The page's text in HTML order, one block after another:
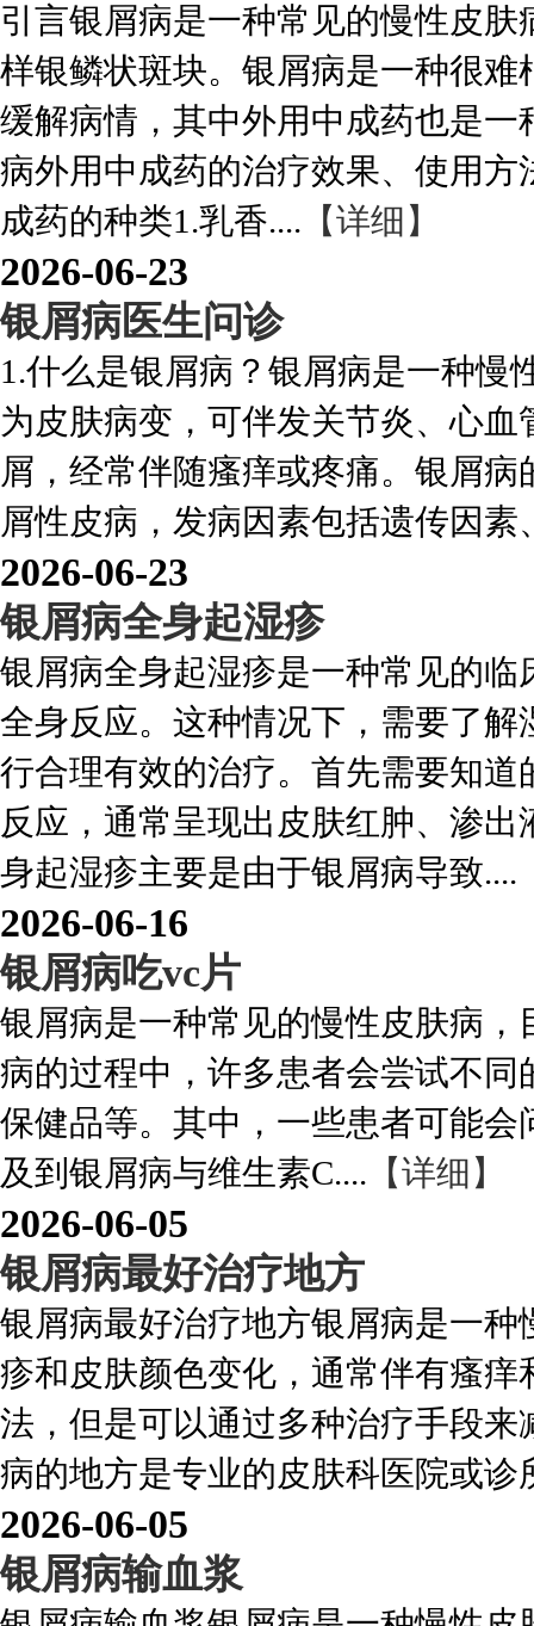
引言银屑病是一种常见的慢性皮
样银鳞状斑块。银屑病是一种很
缓解病情，其中外用中成药也是
病外用中成药的治疗效果、使用
成药的种类1.乳香.... 【详细】
2026-06-23
银屑病医生问诊
1.什么是银屑病？银屑病是一种慢
为皮肤病变，可伴发关节炎、心
屑，经常伴随瘙痒或疼痛。银屑
屑性皮病，发病因素包括遗传因素
2026-06-23
银屑病全身起湿疹
银屑病全身起湿疹是一种常见的
全身反应。这种情况下，需要了
行合理有效的治疗。首先需要知
反应，通常呈现出皮肤红肿、渗
身起湿疹主要是由于银屑病导致....
2026-06-16
银屑病吃vc片
银屑病是一种常见的慢性皮肤病
病的过程中，许多患者会尝试不
保健品等。其中，一些患者可能
及到银屑病与维生素C.... 【详细】
2026-06-05
银屑病最好治疗地方
银屑病最好治疗地方银屑病是一
疹和皮肤颜色变化，通常伴有瘙
法，但是可以通过多种治疗手段
病的地方是专业的皮肤科医院或诊
2026-06-05
银屑病输血浆